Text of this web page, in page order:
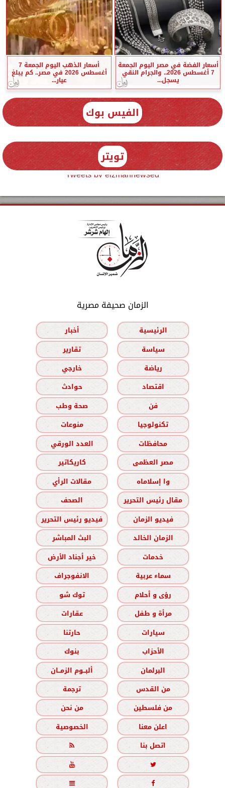
أسعار الفضة في مصر اليوم الجمعة
7 أغسطس 2026.. والجرام النقي
يسجل...
أسعار الذهب اليوم الجمعة 7
أغسطس 2026 في مصر.. كم يبلغ
عيار...
الفيس بوك
تويتر
Tweets by elzmannewseg
الزمان صحيفة مصرية
الرئيسية
أخبار
سياسة
تقارير
رياضة
خارجي
اقتصاد
حوادث
فن
صحة وطب
تكنولوجيا
منوعات
محافظات
العدد الورقي
مصر العظمى
كاريكاتير
وا إسلاماه
مقالات الرأي
مقال رئيس التحرير
الصحف
فيديو الزمان
فيديو رئيس التحرير
الزمان الخالد
البث المباشر
خدمات
خير أجناد الأرض
سماء عربية
الانفوجراف
رؤى و أحلام
توك شو
مرأة و طفل
عقارات
سيارات
حارتنا
الأحزاب
بنوك
البرلمان
ألبــوم الزمــان
من القدس
ترجمة
من فلسطين
من نحن
اعلن معنا
الخصوصية
اتصل بنا




